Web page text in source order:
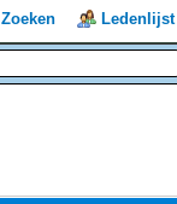
Zoeken Ledenlijst